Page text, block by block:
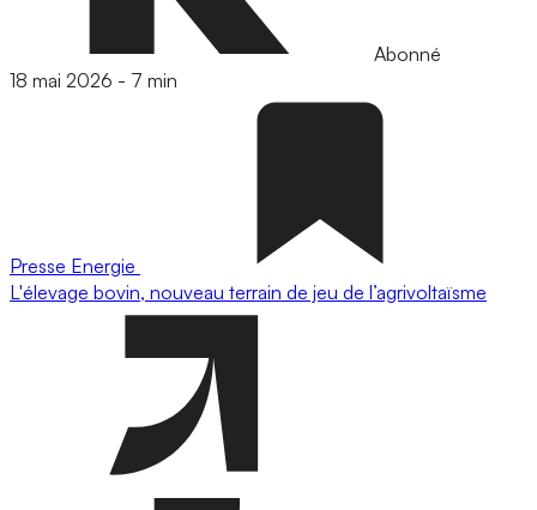
Abonné
18 mai 2026 - 7 min
Presse Energie
L'élevage bovin, nouveau terrain de jeu de l’agrivoltaïsme